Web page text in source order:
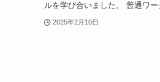
ルを学び合いました。 普通ワ
2025年2月10日